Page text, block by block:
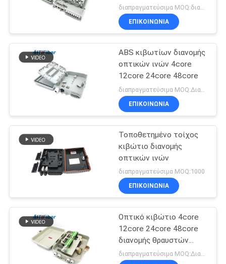
διανομής οπτικών ινών
πυρήνων
ΕΠΙΚΟΙΝΩΝΊΑ
ABS κιβωτίων διανομής
οπτικών ινών 4core
12core 24core 48core
ΕΠΙΚΟΙΝΩΝΊΑ
Τοποθετημένο τοίχος
κιβώτιο διανομής
οπτικών ινών
διαπραγματεύσιμα MOQ:1000
ΕΠΙΚΟΙΝΩΝΊΑ
Οπτικό κιβώτιο 4core
12core 24core 48core
διανομής θραυστών
ινών
διαπραγματεύσιμα MOQ:Διαπραγματεύσιμος